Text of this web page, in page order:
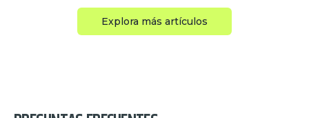
Explora más artículos